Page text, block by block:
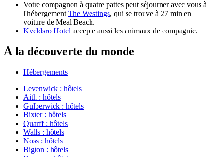
Votre compagnon à quatre pattes peut séjourner avec vous à
l'hébergement The Westings, qui se trouve à 27 min en
voiture de Meal Beach.
Kveldsro Hotel accepte aussi les animaux de compagnie.
À la découverte du monde
Hébergements
Levenwick : hôtels
Aith : hôtels
Gulberwick : hôtels
Bixter : hôtels
Quarff : hôtels
Walls : hôtels
Noss : hôtels
Bigton : hôtels